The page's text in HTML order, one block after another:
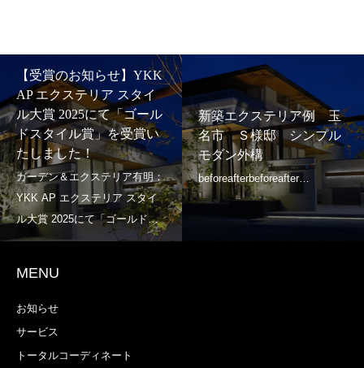
【受賞のお知らせ】YKK
AP エクステリア スタイ
ル大賞 2025にて「ゴール
ドスタイル賞」を受賞い
たしました！
新築エクステリア例 玉
名市 Ｓ様邸 シンプル
モダン外構
MENU
お知らせ
サービス
トータルコーディネート